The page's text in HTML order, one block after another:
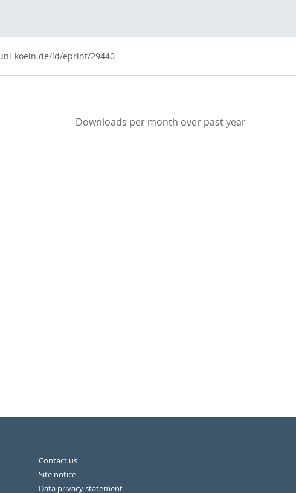
koeln.de/id/eprint/29440
Downloads per month over past year
Contact us
Site notice
Data privacy statement